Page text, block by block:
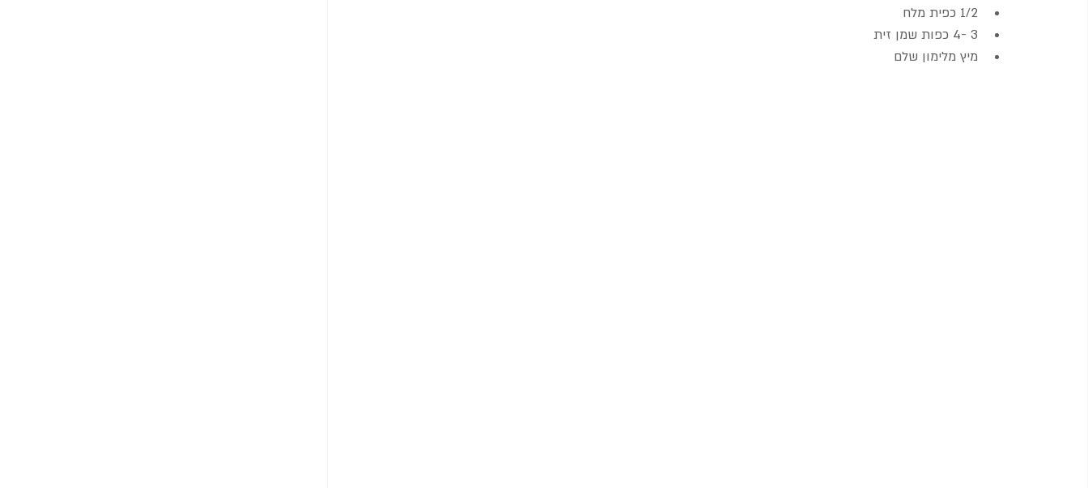
1/2 כפית מלח
3 -4 כפות שמן זית
מיץ מלימון שלם